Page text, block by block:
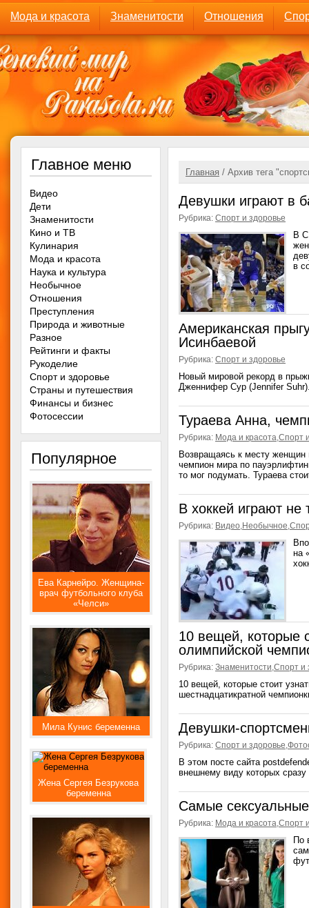
Мода и красота Знаменитости Отношения
Главная / Архив тега
Девушки играют в
Рубрика: Спорт и здоровье
В
в
Американская
Исинбаевой
Рубрика: Спорт и здоровье
Новый мировой рекорд в
Дженнифер Сур (Jennifer
Тураева Анна,
Рубрика: Мода и красота,Спорт
Возвращаясь к месту
чемпион мира по
то мог подумать. Тураева
В хоккей играют
Рубрика: Видео,Необычное,
на
10 вещей, которые
олимпийской
Рубрика: Знаменитости,Спорт и
10 вещей, которые стоит
шестнадцатикратной
Девушки-
Рубрика: Спорт и здоровье,
В этом посте сайта
внешнему виду которых
Самые
Рубрика: Мода и красота,Спорт
По
Главное меню
Видео
Дети
Знаменитости
Кино и ТВ
Кулинария
Мода и красота
Наука и культура
Необычное
Отношения
Преступления
Природа и животные
Разное
Рейтинги и факты
Рукоделие
Спорт и здоровье
Страны и путешествия
Финансы и бизнес
Фотосессии
Популярное
Ева Карнейро. Женщина-
врач футбольного клуба
«Челси»
Мила Кунис беременна
Жена Сергея Безрукова
беременна